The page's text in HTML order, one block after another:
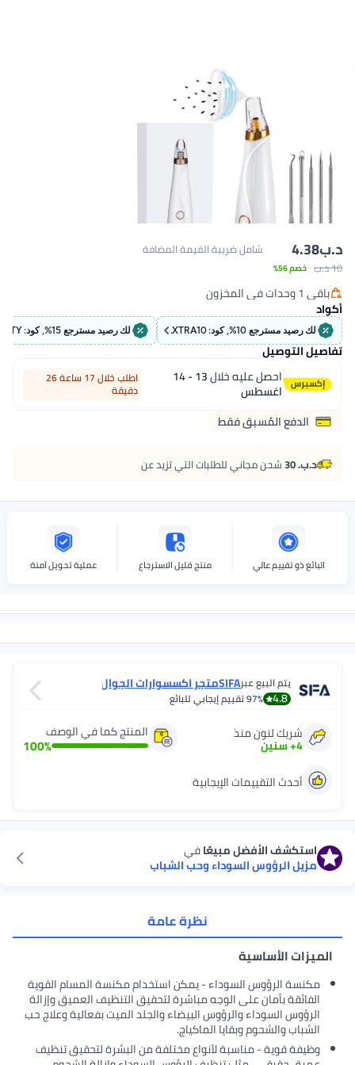
4.38
خصم 56%
شامل ضريبة القيمة المضافة
باقي 1 وحدات في المخزون
باقي 1 وحدات في المخزون
لك رصيد مسترجع 10%, كود: EXTRA10 لك رصيد مسترجع 15%, كود: BEAUTY
التوصيل
احصل عليه خلال
13 - 14
اغسطس
اطلب خلال 17 ساعة 26
دقيقة
الدفع المُسبق فقط
د.ب. 30 شحن مجاني للطلبات التي تزيد عن
البائع ذو تقييم عالي منتج قليل الاسترجاع عملية تحويل آمنة
يتم البيع عبرSIFAمتجر اكسسوارات الجوال
4.8
97%تقييم إيجابي للبائع
المنتج كما في الوصف
100%
شريك لنون منذ
4
+ سنين
أحدث التقييمات الإيجابية
استكشف الأفضل مبيعًافي
مزيل الرؤوس السوداء وحب الشباب
نظرة عامة
الميزات الأساسية
مكنسة الرؤوس السوداء - يمكن استخدام مكنسة المسام القوية
الفائقة بأمان على الوجه مباشرة لتحقيق التنظيف العميق وإزالة
الرؤوس السوداء والرؤوس البيضاء والجلد الميت بفعالية وعلاج حب
الشباب والشحوم وبقايا الماكياج.
وظيفة قوية - مناسبة لأنواع مختلفة من البشرة لتحقيق تنظيف